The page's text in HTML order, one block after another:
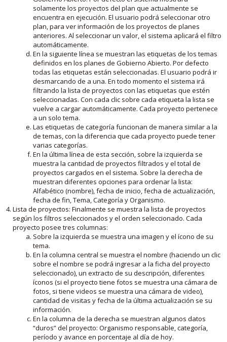
solamente los proyectos del plan que actualmente se
encuentra en ejecución. El usuario podrá seleccionar otro
plan, para ver información de los proyectos de planes
anteriores. Al seleccionar un valor, el sistema aplicará el filtro
automáticamente.
En la siguiente línea se muestran las etiquetas de los temas
definidos en los planes de Gobierno Abierto. Por defecto
todas las etiquetas están seleccionadas. El usuario podrá ir
desmarcando de a una. En todo momento el sistema irá
filtrando la lista de proyectos con las etiquetas que estén
seleccionadas. Con cada clic sobre cada etiqueta la lista se
vuelve a cargar automáticamente. Cada proyecto pertenece
a un solo tema.
Las etiquetas de categoría funcionan de manera similar a la
de temas, con la diferencia que cada proyecto puede tener
varias categorías.
En la última línea de esta sección, sobre la izquierda se
muestra la cantidad de proyectos filtrados y el total de
proyectos cargados en el sistema. Sobre la derecha de
muestran diferentes opciones para ordenar la lista:
Alfabético (nombre), fecha de inicio, fecha de actualización,
fecha de fin, Tema, Categoría y Organismo.
Lista de proyectos: Finalmente se muestra la lista de proyectos
según los filtros seleccionados y el orden seleccionado. Cada
proyecto posee tres columnas:
Sobre la izquierda se muestra una imagen y el ícono de su
tema.
En la columna central se muestra el nombre (haciendo un clic
sobre el nombre se podrá ingresar a la ficha del proyecto
seleccionado), un extracto de su descripción, diferentes
íconos (si el proyecto tiene fotos se muestra una cámara de
fotos, si tiene videos se muestra una cámara de video),
cantidad de visitas y fecha de la última actualización se su
información.
En la columna de la derecha se muestran algunos datos
“duros” del proyecto: Organismo responsable, categoría,
período y avance en porcentaje al día de hoy.